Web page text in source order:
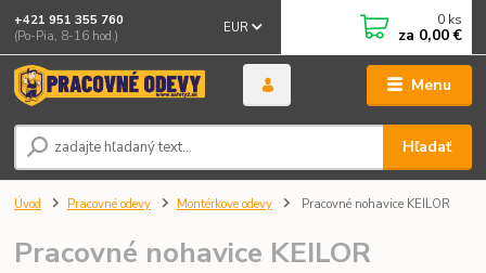
Menu
EUR
Hľadať
+421 951 355 760
(Po-Pia, 8-16 hod.)
0 ks
za 0,00 €
Úvod Pracovné odevy Montérkove odevy Pracovné nohavice KEILOR
Pracovné nohavice KEILOR